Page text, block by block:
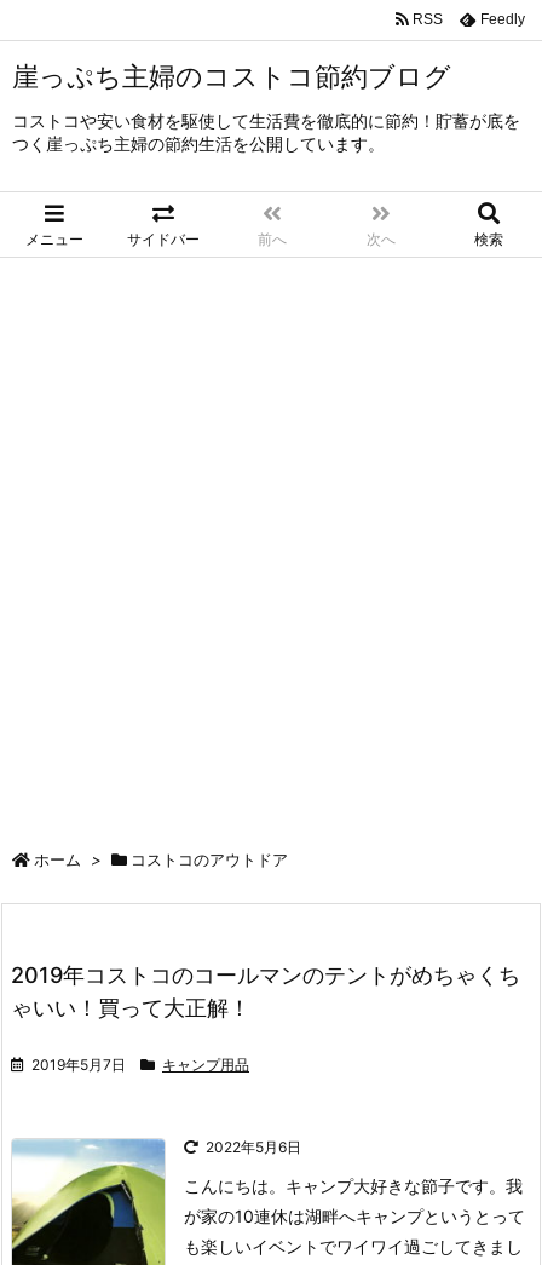
崖っぷち主婦のコストコ節約ブログ
コストコや安い食材を駆使して生活費を徹底的に節約！貯蓄が底を
つく崖っぷち主婦の節約生活を公開しています。
メニュー サイドバー 前へ 次へ 検索
RSS Feedly
ホーム > コストコのアウトドア
2019年コストコのコールマンのテントがめちゃくち
ゃいい！買って大正解！
2019年5月7日 キャンプ用品
2022年5月6日
こんにちは。キャンプ大好きな節子です。 我
が家の10連休は湖畔へキャンプというとって
も楽しいイベントでワイワイ過ごしてきまし